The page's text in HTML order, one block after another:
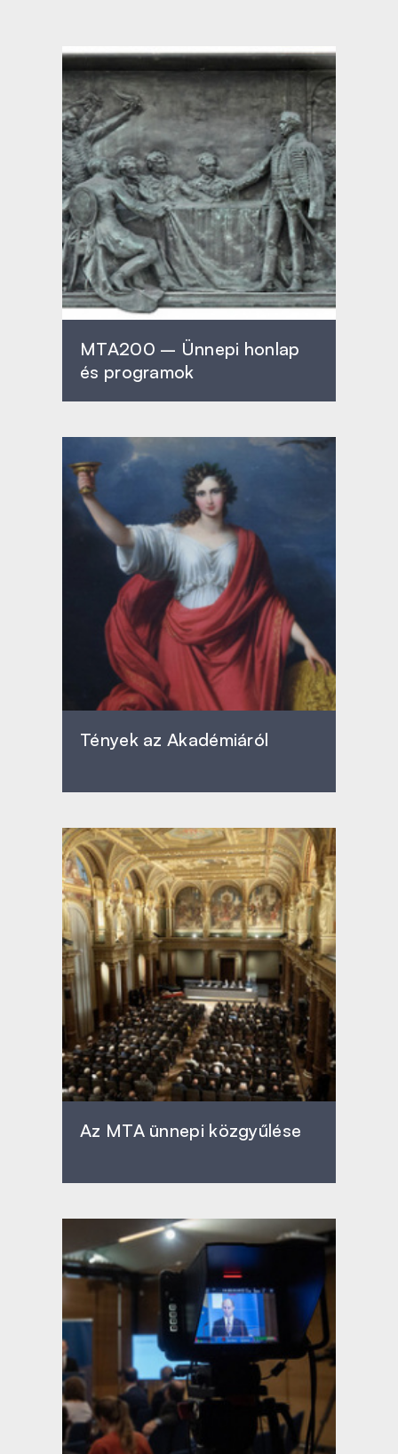
MTA200 – Ünnepi honlap
és programok
Tények az Akadémiáról
Az MTA ünnepi közgyűlése